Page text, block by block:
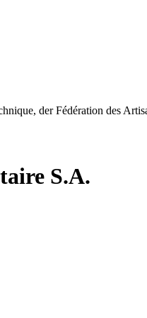
der Fédération des
S.A.